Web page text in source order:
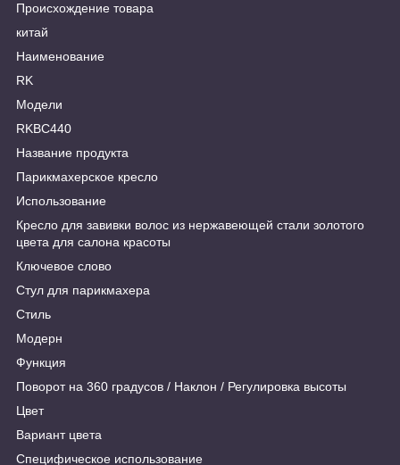
Происхождение товара
китай
Наименование
RK
Модели
RKBC440
Название продукта
Парикмахерское кресло
Использование
Кресло для завивки волос из нержавеющей стали золотого
цвета для салона красоты
Ключевое слово
Стул для парикмахера
Стиль
Модерн
Функция
Поворот на 360 градусов / Наклон / Регулировка высоты
Цвет
Вариант цвета
Специфическое использование